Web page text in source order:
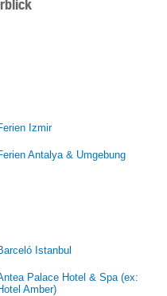
Izmir
Antalya & Umgebung
Istanbul
Palace Hotel & Spa (ex:
Amber)